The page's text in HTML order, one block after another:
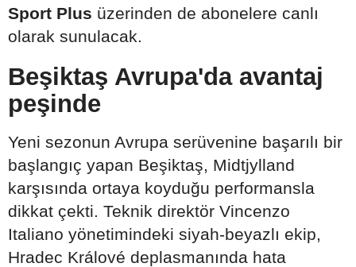
Sport Plus üzerinden de abonelere canlı
olarak sunulacak.
Beşiktaş Avrupa'da avantaj
peşinde
Yeni sezonun Avrupa serüvenine başarılı bir
başlangıç yapan Beşiktaş, Midtjylland
karşısında ortaya koyduğu performansla
dikkat çekti. Teknik direktör Vincenzo
Italiano yönetimindeki siyah-beyazlı ekip,
Hradec Králové deplasmanında hata